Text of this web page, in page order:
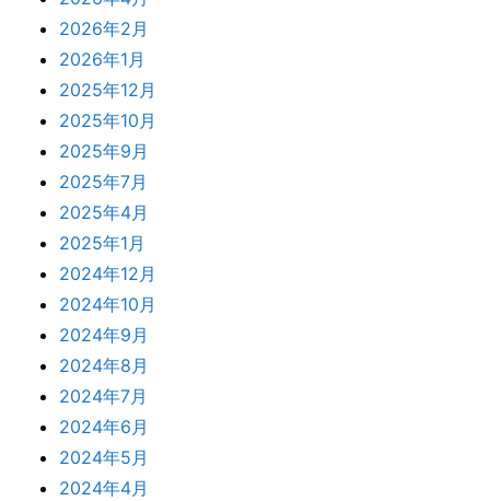
2026年2月
2026年1月
2025年12月
2025年10月
2025年9月
2025年7月
2025年4月
2025年1月
2024年12月
2024年10月
2024年9月
2024年8月
2024年7月
2024年6月
2024年5月
2024年4月